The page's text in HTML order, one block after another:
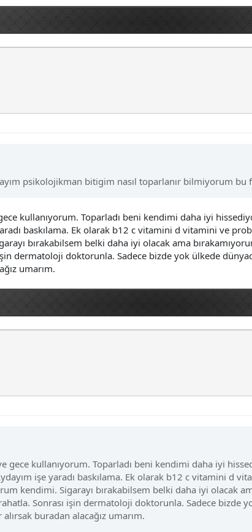
psikolojikman bitigim nasıl toparlanır bilmiyorum bu
kullanıyorum. Toparladı beni kendimi daha iyi
baskılama. Ek olarak b12 c vitamini d vitamini ve
bırakabilsem belki daha iyi olacak ama
dermatoloji doktorunla. Sadece bizde yok ülkede
umarım.
gece kullanıyorum. Toparladı beni kendimi daha iyi
işe yaradı baskılama. Ek olarak b12 c vitamini d
kendimi. Sigarayı bırakabilsem belki daha iyi olacak
Sonrası işin dermatoloji doktorunla. Sadece bizde
buradan alacağız umarım.